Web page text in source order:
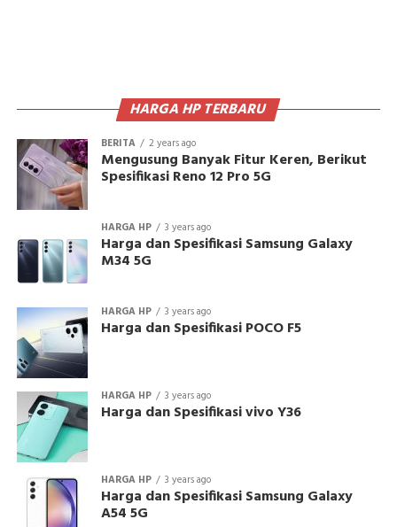
HARGA HP TERBARU
BERITA 2 years ago
Mengusung Banyak Fitur Keren, Berikut
Spesifikasi Reno 12 Pro 5G
HARGA HP 3 years ago
Harga dan Spesifikasi Samsung Galaxy
M34 5G
HARGA HP 3 years ago
Harga dan Spesifikasi POCO F5
HARGA HP 3 years ago
Harga dan Spesifikasi vivo Y36
HARGA HP 3 years ago
Harga dan Spesifikasi Samsung Galaxy
A54 5G